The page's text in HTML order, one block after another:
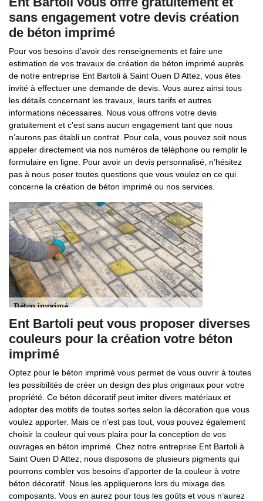
sans engagement votre devis création
de béton imprimé
Pour vos besoins d’avoir des renseignements et faire une
estimation de vos travaux de création de béton imprimé auprès
de notre entreprise Ent Bartoli à Saint Ouen D Attez, vous êtes
invité à effectuer une demande de devis. Vous aurez ainsi tous
les détails concernant les travaux, leurs tarifs et autres
informations nécessaires. Nous vous offrons votre devis
gratuitement et c’est sans aucun engagement tant que nous
n’aurons pas établi un contrat. Pour cela, vous pouvez soit nous
appeler directement via nos numéros de téléphone ou remplir le
formulaire en ligne. Pour avoir un devis personnalisé, n’hésitez
pas à nous poser toutes questions que vous voulez en ce qui
concerne la création de béton imprimé ou nos services.
Ent Bartoli peut vous proposer diverses
couleurs pour la création votre béton
imprimé
Optez pour le béton imprimé vous permet de vous ouvrir à toutes
les possibilités de créer un design des plus originaux pour votre
propriété. Ce béton décoratif peut imiter divers matériaux et
adopter des motifs de toutes sortes selon la décoration que vous
voulez apporter. Mais ce n’est pas tout, vous pouvez également
choisir la couleur qui vous plaira pour la conception de vos
ouvrages en béton imprimé. Chez notre entreprise Ent Bartoli à
Saint Ouen D Attez, nous disposons de plusieurs pigments qui
pourrons combler vos besoins d’apporter de la couleur à votre
béton décoratif. Nous les appliquerons lors du mixage des
composants. Vous en aurez pour tous les goûts et vous n’aurez